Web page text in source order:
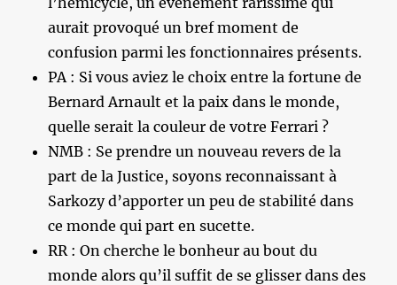
aurait provoqué un bref moment de
confusion parmi les fonctionnaires présents.
PA : Si vous aviez le choix entre la fortune de
Bernard Arnault et la paix dans le monde,
quelle serait la couleur de votre Ferrari ?
NMB : Se prendre un nouveau revers de la
part de la Justice, soyons reconnaissant à
Sarkozy d’apporter un peu de stabilité dans
ce monde qui part en sucette.
RR : On cherche le bonheur au bout du
monde alors qu’il suffit de se glisser dans des